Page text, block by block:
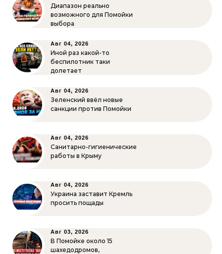
Диапазон реально
возможного для Помойки
выбора
Авг 04, 2026
Иной раз какой-то
беспилотник таки
долетает
Авг 04, 2026
Зеленский ввёл новые
санкции против Помойки
Авг 04, 2026
Санитарно-гигиенические
работы в Крыму
Авг 04, 2026
Украина заставит Кремль
просить пощады
Авг 03, 2026
В Помойке около 15
шахедодромов,